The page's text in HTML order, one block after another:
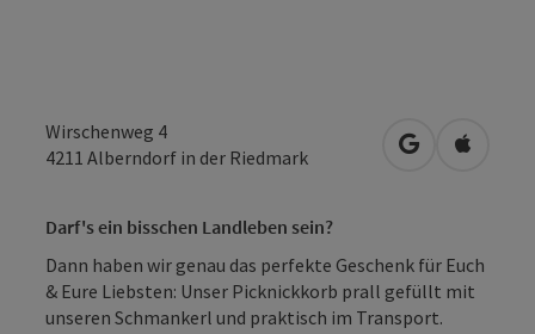
Wirschenweg 4
4211 Alberndorf in der Riedmark in Google
in
Darf's ein bisschen Landleben sein?
Dann haben wir genau das perfekte Geschenk für Euch
& Eure Liebsten: Unser Picknickkorb prall gefüllt mit
unseren Schmankerl und praktisch im Transport.